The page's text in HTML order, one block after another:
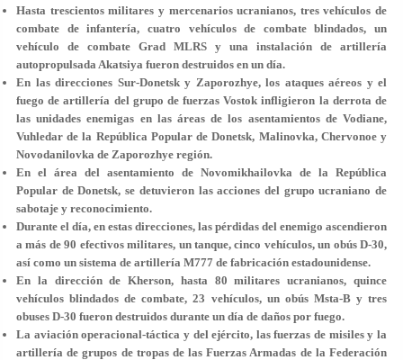
Hasta trescientos militares y mercenarios ucranianos, tres vehículos de
combate de infantería, cuatro vehículos de combate blindados, un
vehículo de combate Grad MLRS y una instalación de artillería
autopropulsada Akatsiya fueron destruidos en un día.
En las direcciones Sur-Donetsk y Zaporozhye, los ataques aéreos y el
fuego de artillería del grupo de fuerzas Vostok infligieron la derrota de
las unidades enemigas en las áreas de los asentamientos de Vodiane,
Vuhledar de la República Popular de Donetsk, Malinovka, Chervonoe y
Novodanilovka de Zaporozhye región.
En el área del asentamiento de Novomikhailovka de la República
Popular de Donetsk, se detuvieron las acciones del grupo ucraniano de
sabotaje y reconocimiento.
Durante el día, en estas direcciones, las pérdidas del enemigo ascendieron
a más de 90 efectivos militares, un tanque, cinco vehículos, un obús D-30,
así como un sistema de artillería M777 de fabricación estadounidense.
En la dirección de Kherson, hasta 80 militares ucranianos, quince
vehículos blindados de combate, 23 vehículos, un obús Msta-B y tres
obuses D-30 fueron destruidos durante un día de daños por fuego.
La aviación operacional-táctica y del ejército, las fuerzas de misiles y la
artillería de grupos de tropas de las Fuerzas Armadas de la Federación